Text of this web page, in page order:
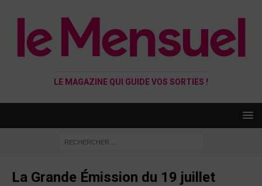
LE MAGAZINE QUI GUIDE VOS SORTIES !
La Grande Émission du 19 juillet